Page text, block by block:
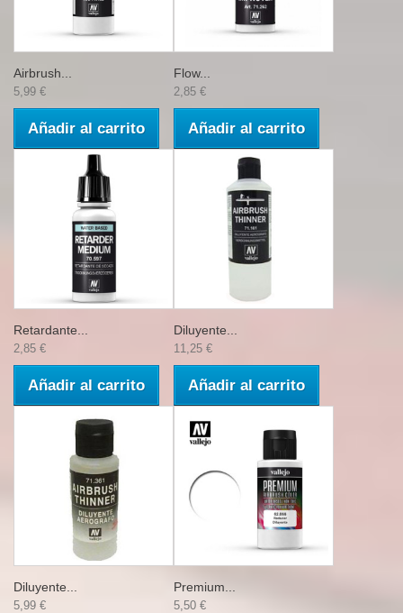
Airbrush...
5,99 €
Añadir al carrito
Flow...
2,85 €
Añadir al carrito
Retardante...
2,85 €
Añadir al carrito
Diluyente...
11,25 €
Añadir al carrito
Diluyente...
5,99 €
Premium...
5,50 €